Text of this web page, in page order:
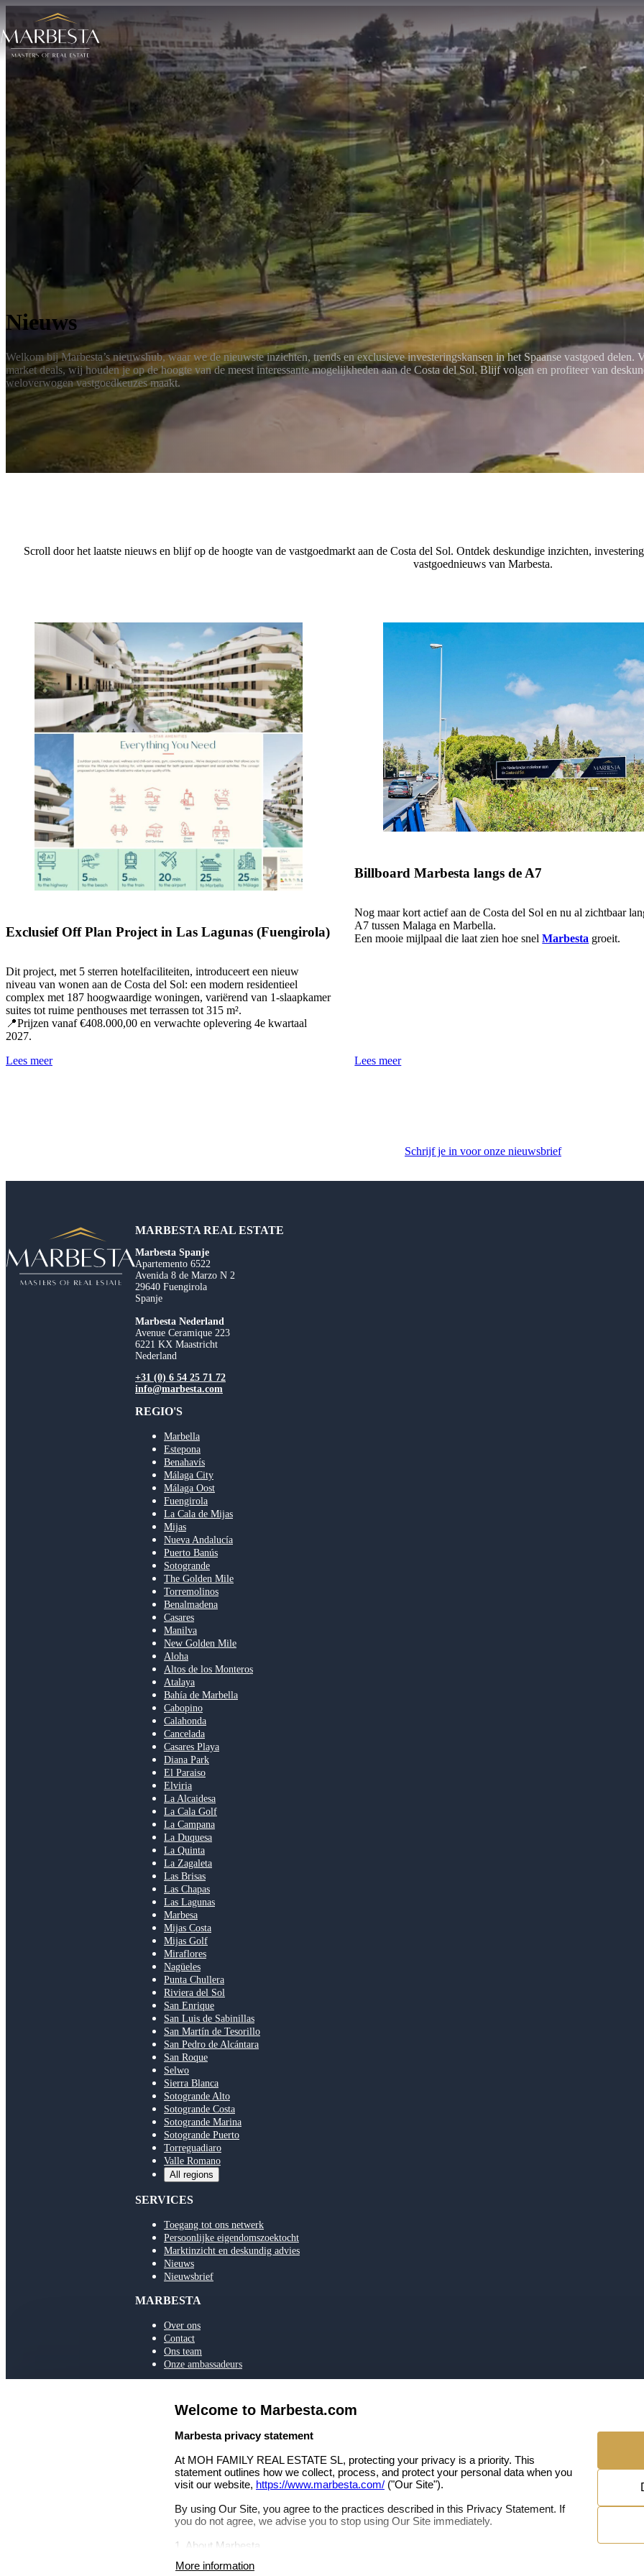
Nieuws
Welkom bij Marbesta’s nieuwshub, waar we de nieuwste inzichten, trends en exclusieve investeringskansen in het Spaanse vastgoed delen.
market deals, wij houden je op de hoogte van de meest interessante mogelijkheden aan de Costa del Sol. Blijf volgen en profiteer van
weloverwogen vastgoedkeuzes maakt.
Scroll door het laatste nieuws en blijf op de hoogte van de vastgoedmarkt aan de Costa del Sol. Ontdek deskundige inzichten,
vastgoednieuws van Marbesta.
Exclusief Off Plan Project in Las Lagunas (Fuengirola)
Dit project, met 5 sterren hotelfaciliteiten, introduceert een nieuw
niveau van wonen aan de Costa del Sol: een modern residentieel
complex met 187 hoogwaardige woningen, variërend van 1-slaapkamer
suites tot ruime penthouses met terrassen tot 315 m².
📍Prijzen vanaf €408.000,00 en verwachte oplevering 4e kwartaal
2027.
Lees meer
Billboard Marbesta langs de A7
Nog maar kort actief aan de Costa del Sol en nu al zichtbaar
A7 tussen Malaga en Marbella.
Een mooie mijlpaal die laat zien hoe snelMarbesta groeit.
Lees meer
Schrijf je in voor onze nieuwsbrief
MARBESTA REAL ESTATE
Marbesta Spanje
Apartemento 6522
Avenida 8 de Marzo N 2
29640 Fuengirola
Spanje
Marbesta Nederland
Avenue Ceramique 223
6221 KX Maastricht
Nederland
+31 (0) 6 54 25 71 72
info@marbesta.com
REGIO'S
Marbella
Estepona
Benahavís
Málaga City
Málaga Oost
Fuengirola
La Cala de Mijas
Mijas
Nueva Andalucía
Puerto Banús
Sotogrande
The Golden Mile
Torremolinos
Benalmadena
Casares
Manilva
New Golden Mile
Aloha
Altos de los Monteros
Atalaya
Bahía de Marbella
Cabopino
Calahonda
Cancelada
Casares Playa
Diana Park
El Paraiso
Elviria
La Alcaidesa
La Cala Golf
La Campana
La Duquesa
La Quinta
La Zagaleta
Las Brisas
Las Chapas
Las Lagunas
Marbesa
Mijas Costa
Mijas Golf
Miraflores
Nagüeles
Punta Chullera
Riviera del Sol
San Enrique
San Luis de Sabinillas
San Martín de Tesorillo
San Pedro de Alcántara
San Roque
Selwo
Sierra Blanca
Sotogrande Alto
Sotogrande Costa
Sotogrande Marina
Sotogrande Puerto
Torreguadiaro
Valle Romano
All regions
SERVICES
Toegang tot ons netwerk
Persoonlijke eigendomszoektocht
Marktinzicht en deskundig advies
Nieuws
Nieuwsbrief
MARBESTA
Over ons
Contact
Ons team
Onze ambassadeurs
| All shown (object) locations are estimates
Welcome to Marbesta.com
select language
Marbesta privacy statement
At MOH FAMILY REAL ESTATE SL, protecting your privacy is a priority. This
statement outlines how we collect, process, and protect your personal data when you
visit our website, https://www.marbesta.com/ ("Our Site").
By using Our Site, you agree to the practices described in this Privacy Statement. If
you do not agree, we advise you to stop using Our Site immediately.
1. About Marbesta
Company name: MOH FAMILY REAL ESTATE SL
More information